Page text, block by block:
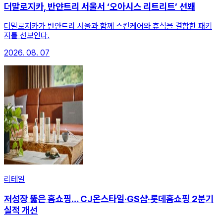
더말로지카, 반얀트리 서울서 ‘오아시스 리트리트’ 선봬
더말로지카가 반얀트리 서울과 함께 스킨케어와 휴식을 결합한 패키
지를 선보인다.
2026. 08. 07
리테일
저성장 뚫은 홈쇼핑… CJ온스타일·GS샵·롯데홈쇼핑 2분기
실적 개선